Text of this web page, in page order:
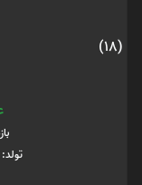
(18)
بازدید:
تولد: 1328/03/17 فوت: